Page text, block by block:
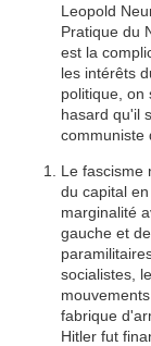
Leopold
Pratique du
est la
les intérêts
politique, on
hasard qu'il
communiste
Le fascisme
du capital
marginalité
gauche et
socialistes,
fabrique
Hitler fut